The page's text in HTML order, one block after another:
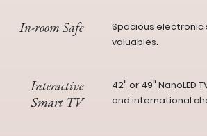
In-room Safe
Spacious electronic
valuables.
Interactive
Smart TV
42" or 49" NanoLED
and international